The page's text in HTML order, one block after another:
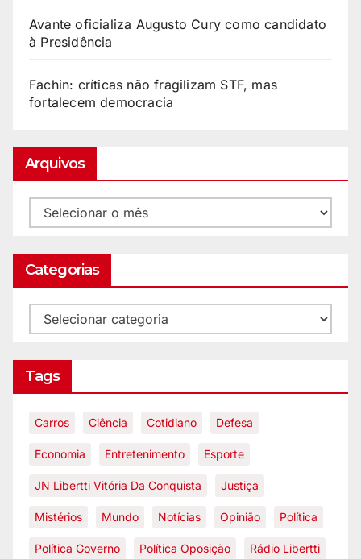
Avante oficializa Augusto Cury como candidato
à Presidência
Fachin: críticas não fragilizam STF, mas
fortalecem democracia
Arquivos
Categorias
Tags
Carros Ciência Cotidiano Defesa
Economia Entretenimento Esporte
JN Libertti Vitória Da Conquista Justiça
Mistérios Mundo Notícias Opinião Política
Política Governo Política Oposição Rádio Libertti